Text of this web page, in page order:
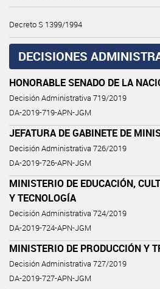
Decreto S 1399/1994
DECISIONES
HONORABLE SENADO DE LA
Decisión Administrativa 719/2019
DA-2019-719-APN-JGM
JEFATURA DE GABINETE DE
Decisión Administrativa 726/2019
DA-2019-726-APN-JGM
MINISTERIO DE EDUCACIÓN,
Y TECNOLOGÍA
Decisión Administrativa 724/2019
DA-2019-724-APN-JGM
MINISTERIO DE PRODUCCIÓN Y
Decisión Administrativa 727/2019
DA-2019-727-APN-JGM